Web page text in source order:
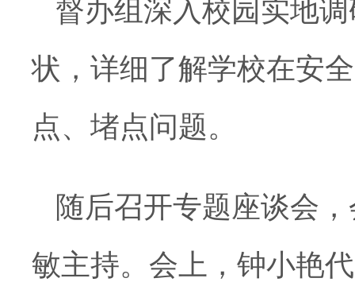
督办组深入校园实地
状，详细了解学校在安
点、堵点问题。
随后召开专题座谈会
敏主持。会上，钟小艳